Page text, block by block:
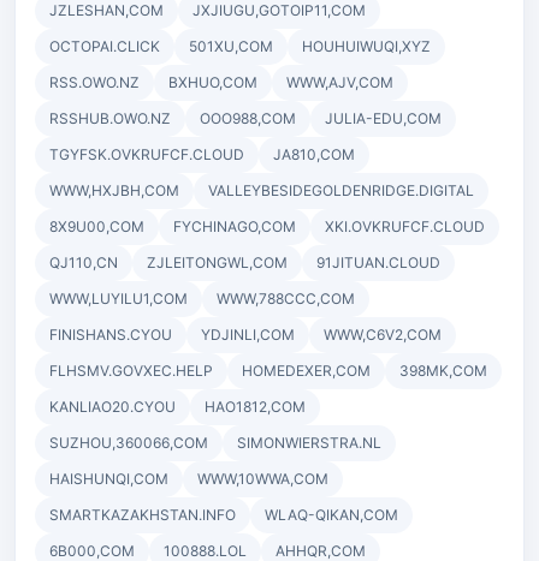
JZLESHAN,COM
JXJIUGU,GOTOIP11,COM
OCTOPAI.CLICK
501XU,COM
HOUHUIWUQI,XYZ
RSS.OWO.NZ
BXHUO,COM
WWW,AJV,COM
RSSHUB.OWO.NZ
OOO988,COM
JULIA-EDU,COM
TGYFSK.OVKRUFCF.CLOUD
JA810,COM
WWW,HXJBH,COM
VALLEYBESIDEGOLDENRIDGE.DIGITAL
8X9U00,COM
FYCHINAGO,COM
XKI.OVKRUFCF.CLOUD
QJ110,CN
ZJLEITONGWL,COM
91JITUAN.CLOUD
WWW,LUYILU1,COM
WWW,788CCC,COM
FINISHANS.CYOU
YDJINLI,COM
WWW,C6V2,COM
FLHSMV.GOVXEC.HELP
HOMEDEXER,COM
398MK,COM
KANLIAO20.CYOU
HAO1812,COM
SUZHOU,360066,COM
SIMONWIERSTRA.NL
HAISHUNQI,COM
WWW,10WWA,COM
SMARTKAZAKHSTAN.INFO
WLAQ-QIKAN,COM
6B000,COM
100888.LOL
AHHQR,COM